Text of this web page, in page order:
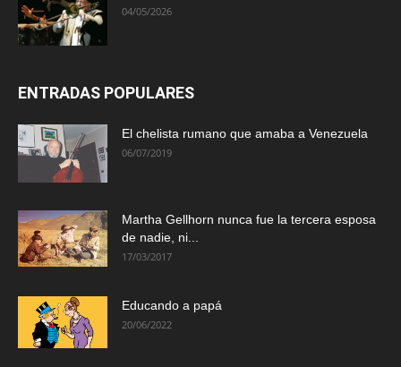
04/05/2026
ENTRADAS POPULARES
El chelista rumano que amaba a Venezuela
06/07/2019
Martha Gellhorn nunca fue la tercera esposa
de nadie, ni...
17/03/2017
Educando a papá
20/06/2022